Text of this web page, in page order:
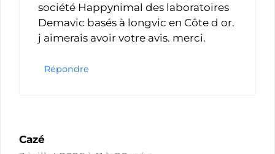
société Happynimal des laboratoires
Demavic basés à longvic en Côte d or.
j aimerais avoir votre avis. merci.
Répondre
Cazé